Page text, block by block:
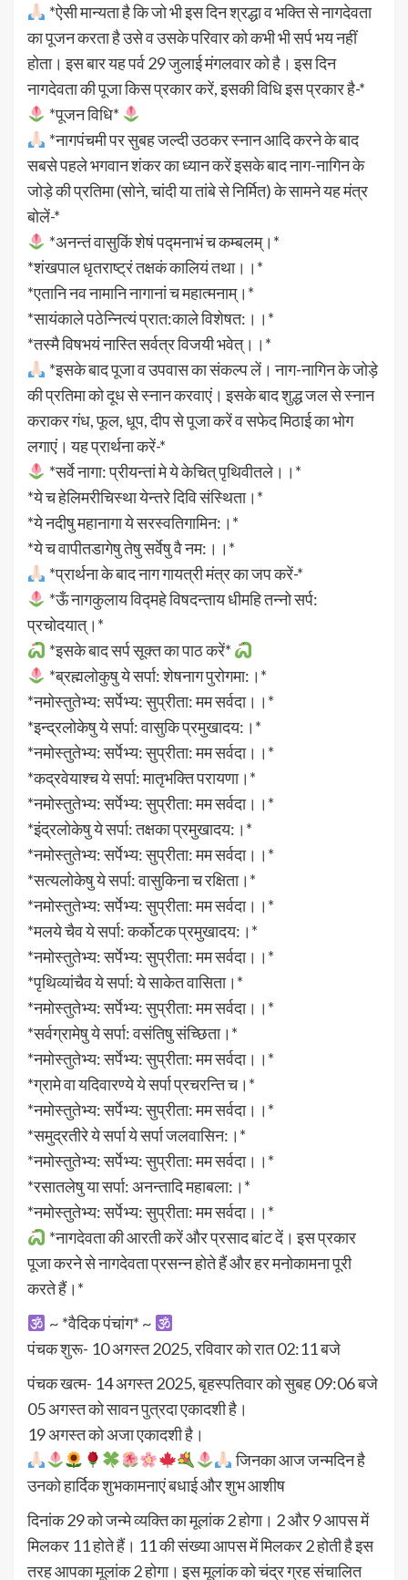
*ऐसी मान्यता है कि जो भी इस दिन श्रद्धा व भक्ति से नागदेवता
का पूजन करता है उसे व उसके परिवार को कभी भी सर्प भय नहीं
होता। इस बार यह पर्व 29 जुलाई मंगलवार को है। इस दिन
नागदेवता की पूजा किस प्रकार करें, इसकी विधि इस प्रकार है-*
*पूजन विधि*
*नागपंचमी पर सुबह जल्दी उठकर स्नान आदि करने के बाद
सबसे पहले भगवान शंकर का ध्यान करें इसके बाद नाग-नागिन के
जोड़े की प्रतिमा (सोने, चांदी या तांबे से निर्मित) के सामने यह मंत्र
बोलें-*
*अनन्तं वासुकिं शेषं पद्मनाभं च कम्बलम्।*
*शंखपाल धृतराष्ट्रं तक्षकं कालियं तथा।।*
*एतानि नव नामानि नागानां च महात्मनाम्।*
*सायंकाले पठेन्नित्यं प्रात:काले विशेषत:।।*
*तस्मै विषभयं नास्ति सर्वत्र विजयी भवेत्।।*
*इसके बाद पूजा व उपवास का संकल्प लें। नाग-नागिन के जोड़े
की प्रतिमा को दूध से स्नान करवाएं। इसके बाद शुद्ध जल से स्नान
कराकर गंध, फूल, धूप, दीप से पूजा करें व सफेद मिठाई का भोग
लगाएं। यह प्रार्थना करें-*
*सर्वे नागा: प्रीयन्तां मे ये केचित् पृथिवीतले।।*
*ये च हेलिमरीचिस्था येन्तरे दिवि संस्थिता।*
*ये नदीषु महानागा ये सरस्वतिगामिन:।*
*ये च वापीतडागेषु तेषु सर्वेषु वै नम:।।*
*प्रार्थना के बाद नाग गायत्री मंत्र का जप करें-*
*ऊँ नागकुलाय विद्महे विषदन्ताय धीमहि तन्नो सर्प:
प्रचोदयात्।*
*इसके बाद सर्प सूक्त का पाठ करें*
*ब्रह्मलोकुषु ये सर्पा: शेषनाग पुरोगमा:।*
*नमोस्तुतेभ्य: सर्पेभ्य: सुप्रीता: मम सर्वदा।।*
*इन्द्रलोकेषु ये सर्पा: वासुकि प्रमुखादय:।*
*नमोस्तुतेभ्य: सर्पेभ्य: सुप्रीता: मम सर्वदा।।*
*कद्रवेयाश्च ये सर्पा: मातृभक्ति परायणा।*
*नमोस्तुतेभ्य: सर्पेभ्य: सुप्रीता: मम सर्वदा।।*
*इंद्रलोकेषु ये सर्पा: तक्षका प्रमुखादय:।*
*नमोस्तुतेभ्य: सर्पेभ्य: सुप्रीता: मम सर्वदा।।*
*सत्यलोकेषु ये सर्पा: वासुकिना च रक्षिता।*
*नमोस्तुतेभ्य: सर्पेभ्य: सुप्रीता: मम सर्वदा।।*
*मलये चैव ये सर्पा: कर्कोटक प्रमुखादय:।*
*नमोस्तुतेभ्य: सर्पेभ्य: सुप्रीता: मम सर्वदा।।*
*पृथिव्यांचैव ये सर्पा: ये साकेत वासिता।*
*नमोस्तुतेभ्य: सर्पेभ्य: सुप्रीता: मम सर्वदा।।*
*सर्वग्रामेषु ये सर्पा: वसंतिषु संच्छिता।*
*नमोस्तुतेभ्य: सर्पेभ्य: सुप्रीता: मम सर्वदा।।*
*ग्रामे वा यदिवारण्ये ये सर्पा प्रचरन्ति च।*
*नमोस्तुतेभ्य: सर्पेभ्य: सुप्रीता: मम सर्वदा।।*
*समुद्रतीरे ये सर्पा ये सर्पा जलवासिन:।*
*नमोस्तुतेभ्य: सर्पेभ्य: सुप्रीता: मम सर्वदा।।*
*रसातलेषु या सर्पा: अनन्तादि महाबला:।*
*नमोस्तुतेभ्य: सर्पेभ्य: सुप्रीता: मम सर्वदा।।*
*नागदेवता की आरती करें और प्रसाद बांट दें। इस प्रकार
पूजा करने से नागदेवता प्रसन्न होते हैं और हर मनोकामना पूरी
करते हैं।*
~ *वैदिक पंचांग* ~
पंचक शुरू- 10 अगस्त 2025, रविवार को रात 02:11 बजे
पंचक खत्म- 14 अगस्त 2025, बृहस्पतिवार को सुबह 09:06 बजे
05 अगस्त को सावन पुत्रदा एकादशी है।
19 अगस्त को अजा एकादशी है।
जिनका आज जन्मदिन है
उनको हार्दिक शुभकामनाएं बधाई और शुभ आशीष
दिनांक 29 को जन्मे व्यक्ति का मूलांक 2 होगा। 2 और 9 आपस में
मिलकर 11 होते हैं। 11 की संख्या आपस में मिलकर 2 होती है इस
तरह आपका मूलांक 2 होगा। इस मूलांक को चंद्र ग्रह संचालित